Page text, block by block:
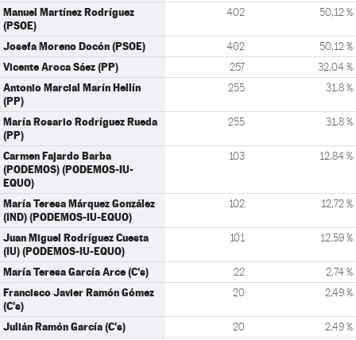
Manuel Martínez Rodríguez
(PSOE)
402 50,12 %
Josefa Moreno Docón (PSOE) 402 50,12 %
Vicente Aroca Sáez (PP) 257 32,04 %
Antonio Marcial Marín Hellín
(PP)
255 31,8 %
María Rosario Rodríguez Rueda
(PP)
255 31,8 %
Carmen Fajardo Barba
(PODEMOS) (PODEMOS-IU-
EQUO)
103 12,84 %
María Teresa Márquez González
(IND) (PODEMOS-IU-EQUO)
102 12,72 %
Juan Miguel Rodríguez Cuesta
(IU) (PODEMOS-IU-EQUO)
101 12,59 %
María Teresa García Arce (C's) 22 2,74 %
Francisco Javier Ramón Gómez
(C's)
20 2,49 %
Julián Ramón García (C's) 20 2,49 %